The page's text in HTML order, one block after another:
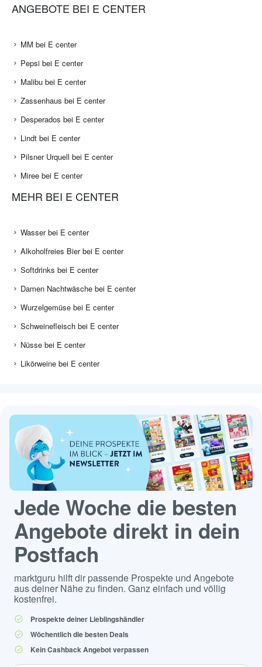
ANGEBOTE BEI E CENTER
MM bei E center
Pepsi bei E center
Malibu bei E center
Zassenhaus bei E center
Desperados bei E center
Lindt bei E center
Pilsner Urquell bei E center
Miree bei E center
MEHR BEI E CENTER
Wasser bei E center
Alkoholfreies Bier bei E center
Softdrinks bei E center
Damen Nachtwäsche bei E center
Wurzelgemüse bei E center
Schweinefleisch bei E center
Nüsse bei E center
Likörweine bei E center
Jede Woche die besten
Angebote direkt in dein
Postfach
marktguru hilft dir passende Prospekte und Angebote
aus deiner Nähe zu finden. Ganz einfach und völlig
kostenfrei.
Prospekte deiner Lieblingshändler
Wöchentlich die besten Deals
Kein Cashback Angebot verpassen